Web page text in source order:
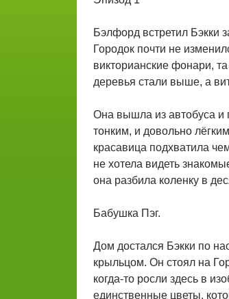
Бэлфорд встретил Бэкки
Городок почти не
викторианские фонари,
деревья стали выше, а
Она вышла из автобуса и
тонким, и довольно
красавица подхватила
не хотела видеть
она разбила коленку в
Бабушка Пэг.
Дом достался Бэкки по
крыльцом. Он стоял на
когда-то росли здесь в
единственные цветы,